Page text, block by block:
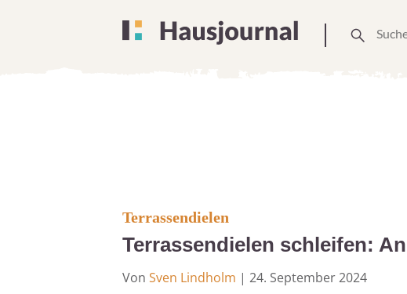
Terrassendielen
Terrassendielen schleifen:
Von Sven Lindholm | 24. September 2024